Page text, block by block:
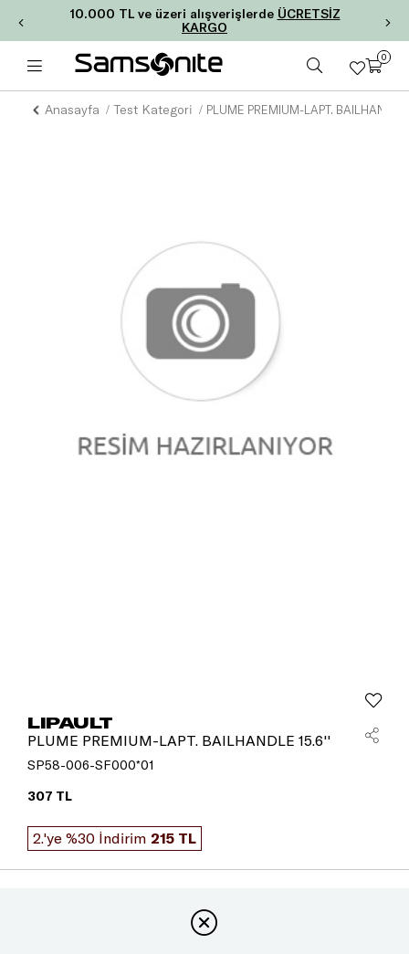
10.000 TL ve üzeri alışverişlerde ÜCRETSİZ
KARGO
0
Anasayfa Test Kategori PLUME PREMIUM-LAPT.
LIPAULT
PLUME PREMIUM-LAPT. BAILHANDLE 15.6''
SP58-006-SF000*01
307 TL
2.'ye %30 İndirim 215 TL